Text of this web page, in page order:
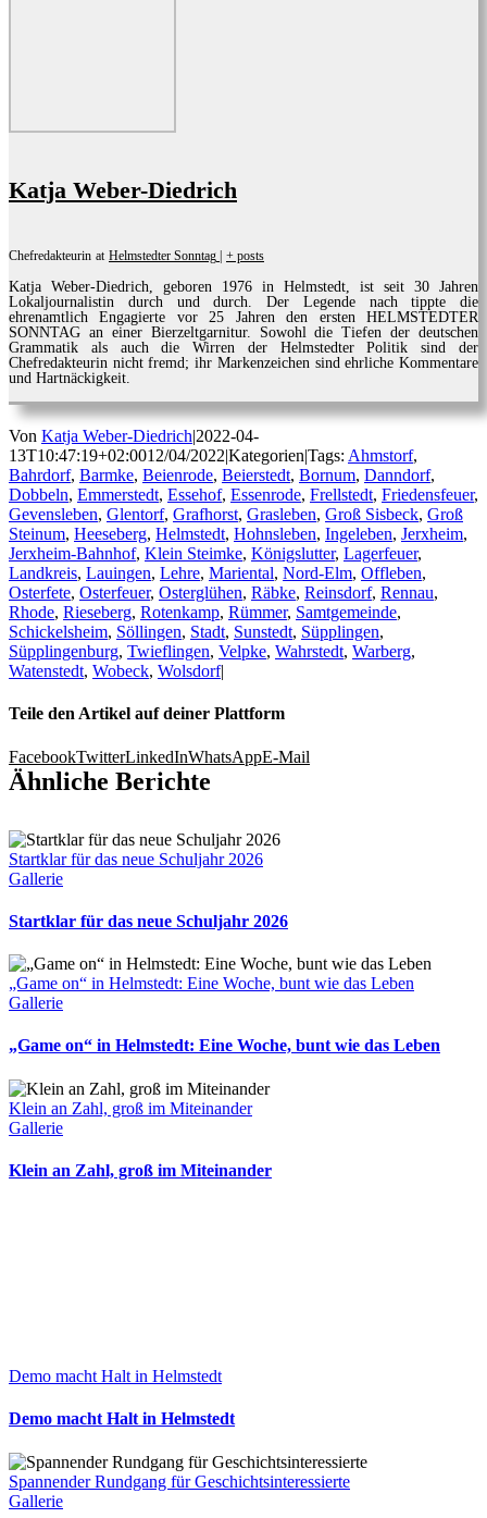
Katja Weber-Diedrich
Chefredakteurin at Helmstedter Sonntag + posts
Katja Weber-Diedrich, geboren 1976 in Helmstedt, ist seit 30 Jahren
Lokaljournalistin durch und durch. Der Legende nach tippte die
ehrenamtlich Engagierte vor 25 Jahren den ersten HELMSTEDTER
SONNTAG an einer Bierzeltgarnitur. Sowohl die Tiefen der deutschen
Grammatik als auch die Wirren der Helmstedter Politik sind der
Chefredakteurin nicht fremd; ihr Markenzeichen sind ehrliche Kommentare
und Hartnäckigkeit.
Von Katja Weber-Diedrich|2022-04-
13T10:47:19+02:0012/04/2022|Kategorien|Tags: Ahmstorf,
Bahrdorf, Barmke, Beienrode, Beierstedt, Bornum, Danndorf,
Dobbeln, Emmerstedt, Essehof, Essenrode, Frellstedt, Friedensfeuer,
Gevensleben, Glentorf, Grafhorst, Grasleben, Groß Sisbeck, Groß
Steinum, Heeseberg, Helmstedt, Hohnsleben, Ingeleben, Jerxheim,
Jerxheim-Bahnhof, Klein Steimke, Königslutter, Lagerfeuer,
Landkreis, Lauingen, Lehre, Mariental, Nord-Elm, Offleben,
Osterfete, Osterfeuer, Osterglühen, Räbke, Reinsdorf, Rennau,
Rhode, Rieseberg, Rotenkamp, Rümmer, Samtgemeinde,
Schickelsheim, Söllingen, Stadt, Sunstedt, Süpplingen,
Süpplingenburg, Twieflingen, Velpke, Wahrstedt, Warberg,
Watenstedt, Wobeck, Wolsdorf|
Teile den Artikel auf deiner Plattform
FacebookTwitterLinkedInWhatsAppE-Mail
Ähnliche Berichte
Startklar für das neue Schuljahr 2026
Gallerie
Startklar für das neue Schuljahr 2026
„Game on“ in Helmstedt: Eine Woche, bunt wie das Leben
Gallerie
„Game on“ in Helmstedt: Eine Woche, bunt wie das Leben
Klein an Zahl, groß im Miteinander
Gallerie
Klein an Zahl, groß im Miteinander
Demo macht Halt in Helmstedt
Demo macht Halt in Helmstedt
Spannender Rundgang für Geschichtsinteressierte
Gallerie